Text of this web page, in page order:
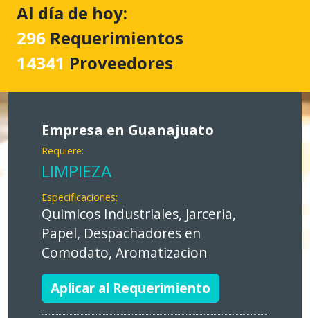
Al día de hoy:
296 Requerimientos
14341 Proveedores
Empresa en Guanajuato
Requiere:
LIMPIEZA
Especificaciones:
Quimicos Industriales, Jarceria,
Papel, Despachadores en
Comodato, Aromatizacion
Aplicar al Requerimiento